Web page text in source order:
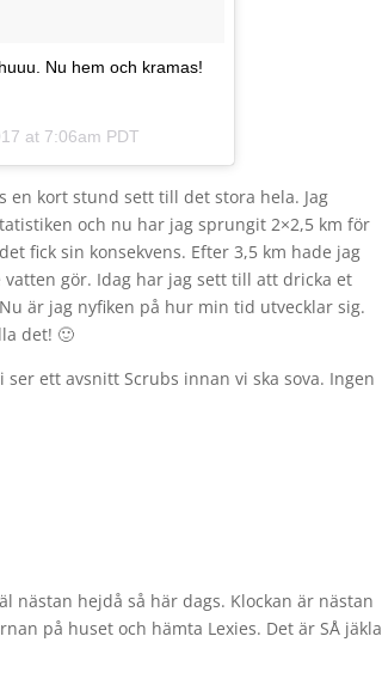
Nu hem och kramas!
at 7:06am PDT
en kort stund sett till det stora hela. Jag
och nu har jag sprungit 2×2,5 km för
fick sin konsekvens. Efter 3,5 km hade jag
gör. Idag har jag sett till att dricka et
är jag nyfiken på hur min tid utvecklar sig.
det! 🙂
ser ett avsnitt Scrubs innan vi ska sova. Ingen
nästan hejdå så här dags. Klockan är nästan
på huset och hämta Lexies. Det är SÅ jäkla